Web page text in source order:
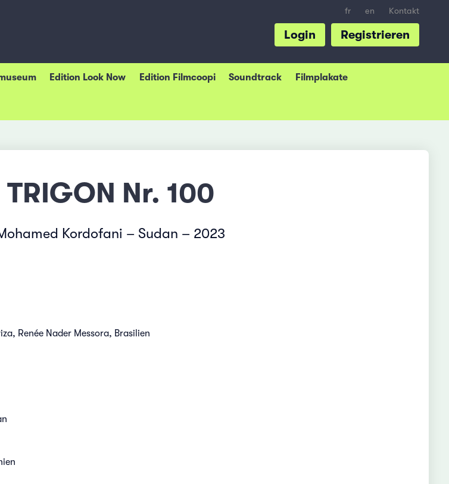
fr en Kontakt
Registrieren
Login
Edition Look Now Edition Filmcoopi Soundtrack Filmplakate
TRIGON Nr. 100
Kordofani – Sudan – 2023
Renée Nader Messora, Brasilien